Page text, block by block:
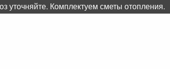
Пн-Пт:10:05-17:30Сб:11:00-13:00
уточняйте. Комплектуем сметы отопления.